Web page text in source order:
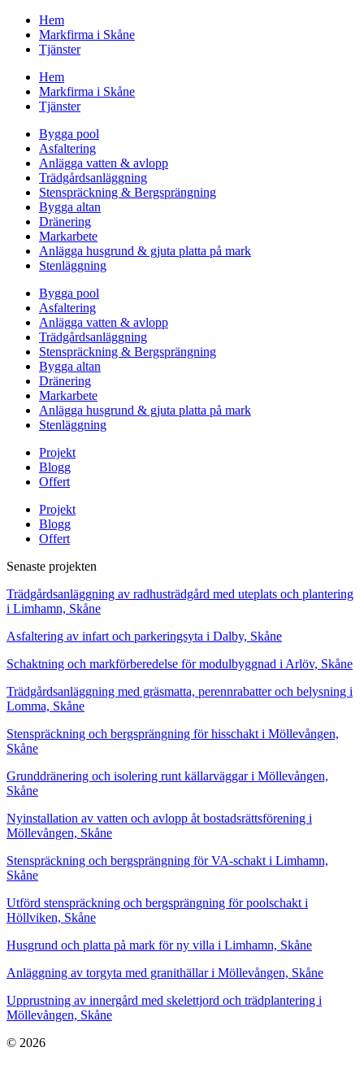
Hem
Markfirma i Skåne
Tjänster
Hem
Markfirma i Skåne
Tjänster
Bygga pool
Asfaltering
Anlägga vatten & avlopp
Trädgårdsanläggning
Stenspräckning & Bergsprängning
Bygga altan
Dränering
Markarbete
Anlägga husgrund & gjuta platta på mark
Stenläggning
Bygga pool
Asfaltering
Anlägga vatten & avlopp
Trädgårdsanläggning
Stenspräckning & Bergsprängning
Bygga altan
Dränering
Markarbete
Anlägga husgrund & gjuta platta på mark
Stenläggning
Projekt
Blogg
Offert
Projekt
Blogg
Offert
Senaste projekten
Trädgårdsanläggning av radhusträdgård med uteplats och plantering
i Limhamn, Skåne
Asfaltering av infart och parkeringsyta i Dalby, Skåne
Schaktning och markförberedelse för modulbyggnad i Arlöv, Skåne
Trädgårdsanläggning med gräsmatta, perennrabatter och belysning i
Lomma, Skåne
Stenspräckning och bergsprängning för hisschakt i Möllevången,
Skåne
Grunddränering och isolering runt källarväggar i Möllevången,
Skåne
Nyinstallation av vatten och avlopp åt bostadsrättsförening i
Möllevången, Skåne
Stenspräckning och bergsprängning för VA-schakt i Limhamn,
Skåne
Utförd stenspräckning och bergsprängning för poolschakt i
Höllviken, Skåne
Husgrund och platta på mark för ny villa i Limhamn, Skåne
Anläggning av torgyta med granithällar i Möllevången, Skåne
Upprustning av innergård med skelettjord och trädplantering i
Möllevången, Skåne
© 2026